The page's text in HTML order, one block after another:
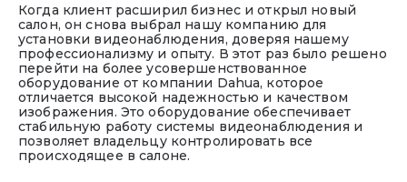
Когда клиент расширил бизнес и открыл новый
салон, он снова выбрал нашу компанию для
установки видеонаблюдения, доверяя нашему
профессионализму и опыту. В этот раз было решено
перейти на более усовершенствованное
оборудование от компании Dahua, которое
отличается высокой надежностью и качеством
изображения. Это оборудование обеспечивает
стабильную работу системы видеонаблюдения и
позволяет владельцу контролировать все
происходящее в салоне.